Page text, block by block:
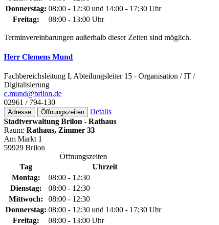
Donnerstag: 08:00 - 12:30 und 14:00 - 17:30 Uhr
Freitag:
08:00 - 13:00 Uhr
Terminvereinbarungen außerhalb dieser Zeiten sind möglich.
Herr Clemens Mund
Fachbereichsleitung I, Abteilungsleiter 15 - Organisation / IT /
Digitalisierung
c.mund@­brilon.de
02961 / 794-130
Adresse Öffnungszeiten
Details
Stadtverwaltung Brilon - Rathaus
Raum: Rathaus, Zimmer 33
Am Markt 1
59929 Brilon
Öffnungszeiten
Tag
Uhrzeit
Montag:
08:00 - 12:30
Dienstag:
08:00 - 12:30
Mittwoch:
08:00 - 12:30
Donnerstag: 08:00 - 12:30 und 14:00 - 17:30 Uhr
Freitag:
08:00 - 13:00 Uhr